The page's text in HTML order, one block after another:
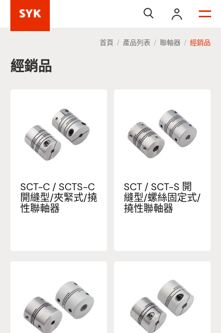
 
首頁 / 產品列表 / 聯軸器 / 經銷品
經銷品
SCT-C / SCTS-C
開縫型/夾緊式/撓
性聯軸器
SCT / SCT-S 開
縫型/螺絲固定式/
撓性聯軸器